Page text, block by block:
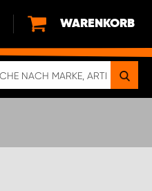
WARENKORB